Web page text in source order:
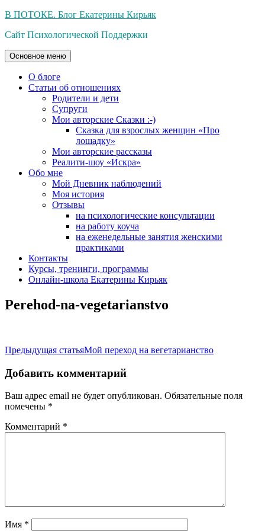
Перейти
содержимому
В ПОТОКЕ. Блог Екатерины Кирьяк
Сайт Психологической Поддержки
Основное меню
О блоге
Статьи об отношениях
Родители и дети
Супруги
Мои авторские Сказки :-)
Сказка для взрослых женщин «Про
лошадку»
Мои авторские рассказы
Реалити-шоу «Искра»
Обо мне
Мой Дневник наблюдений
Моя история
Отзывы
на психологические консультации
на работу коуча
на еженедельные занятия женскими
практиками
Контакты
Курсы, тренинги, программы
Онлайн-школа Екатерины Кирьяк
Perehod-na-vegetarianstvo
Навигация
по
записям
Предыдущая статьяМой переход на вегетарианство
Добавить комментарий
Ваш адрес email не будет опубликован. Обязательные поля
помечены *
Комментарий *
Имя *